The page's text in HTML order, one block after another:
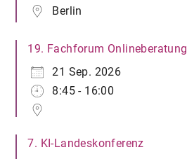
Berlin
19. Fachforum Onlineberatung
21 Sep. 2026
8:45 - 16:00
7. KI-Landeskonferenz